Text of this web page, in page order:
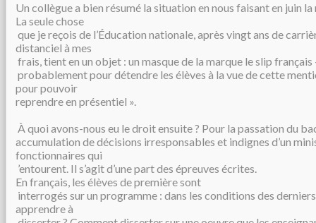
Un collègue a bien résumé la situation en nous faisant en juin
La seule chose
que je reçois de l’Éducation nationale, après vingt ans de
distanciel à mes
frais, tient en un objet : un masque de la marque le slip
probablement pour détendre les élèves à la vue de cette
pour pouvoir
reprendre en présentiel ».
À quoi avons-nous eu le droit ensuite ? Pour la passation du
accumulation de décisions irresponsables et indignes d’un
fonctionnaires qui
’entourent. Il s’agit d’une part des épreuves écrites.
En français, les élèves de première sont
interrogés sur un programme : dans les conditions des
apprendre à